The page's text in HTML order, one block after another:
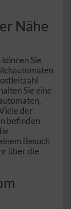
Nähe
Sie
Sie eine
der
befinden
Besuch
über die